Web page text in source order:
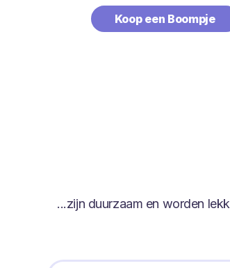
Koop een Boompje
...zijn duurzaam en worden